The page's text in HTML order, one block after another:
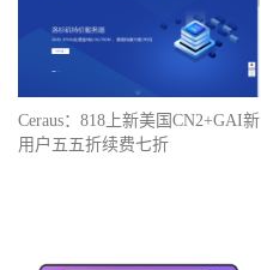
Ceraus：818上新美国CN2+GAI新
用户五五折续费七折